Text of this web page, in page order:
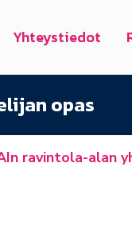
Yhteystiedot
opas
ravintola-alan